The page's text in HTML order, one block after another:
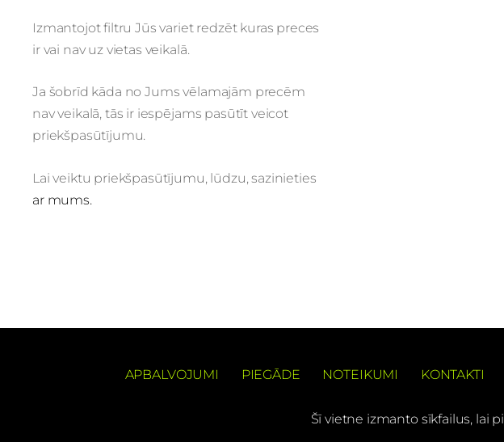
Izmantojot filtru Jūs variet redzēt kuras preces
ir vai nav uz vietas veikalā.
Ja šobrīd kāda no Jums vēlamajām precēm
nav veikalā, tās ir iespējams pasūtīt veicot
priekšpasūtījumu.
Lai veiktu priekšpasūtījumu, lūdzu, sazinieties
ar mums.
APBALVOJUMI PIEGĀDE NOTEIKUMI KONTAKTI
Šī vietne izmanto sīkfailus, lai